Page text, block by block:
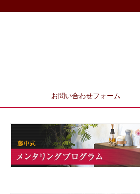
お問い合わせフォーム